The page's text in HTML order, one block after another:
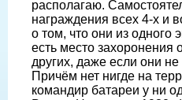
располагаю.
награждения всех 4-х и
о том, что они из одного
есть место захоронения
других, даже если они не
Причём нет нигде на
командир батареи у ни